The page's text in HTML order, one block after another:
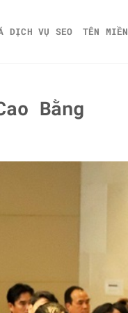
DỊCH VỤ SEO TÊN MIỀN
Bằng